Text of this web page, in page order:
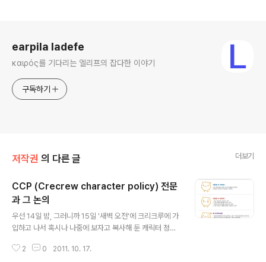
earpila ladefe
καιρός를 기다리는 엘리프의 잡다한 이야기
구독하기
저작권 의 다른 글 더보기
CCP (Crecrew character policy) 전문
과 그 논의
우선 14일 밤, 그러니까 15일 '새벽 오전'에 크리크루에 가
입하고 나서 혹시나 나중에 보자고 복사해 둔 캐릭터 정책
올린 내용이 일요일동안 그렇게 크게 뜨게 될 줄은 몰랐습
2 0 2011. 10. 17.